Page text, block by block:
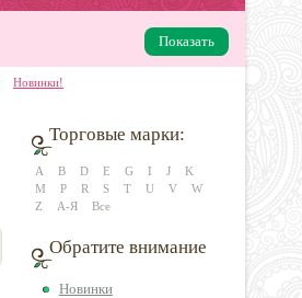
Показать
Новинки!
Торговые марки:
A B D E G I J
K
M
P R S T U V
W
Z
А-Я Все
Обратите внимание
Новинки